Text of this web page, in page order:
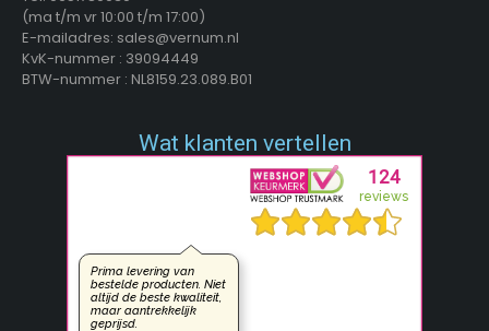
(ma t/m vr 10:00 t/m 17:00)
E-mailadres: sales@vernum.nl
KvK-nummer : 39094449
BTW-nummer : NL8159.23.089.B01
Wat klanten vertellen